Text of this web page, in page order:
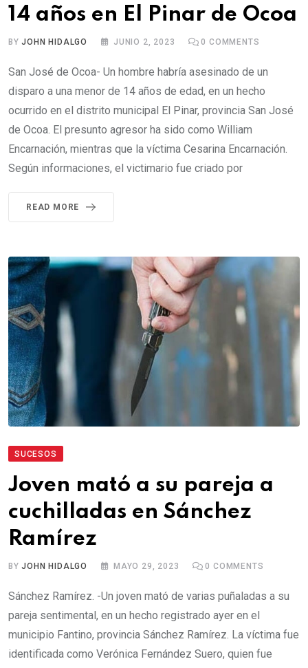
14 años en El Pinar de Ocoa
BYJOHN HIDALGO JUNIO 2, 2023 0 COMMENTS
San José de Ocoa- Un hombre habría asesinado de un
disparo a una menor de 14 años de edad, en un hecho
ocurrido en el distrito municipal El Pinar, provincia San José
de Ocoa. El presunto agresor ha sido como William
Encarnación, mientras que la víctima Cesarina Encarnación.
Según informaciones, el victimario fue criado por
READ MORE
SUCESOS
Joven mató a su pareja a
cuchilladas en Sánchez
Ramírez
BYJOHN HIDALGO MAYO 29, 2023 0 COMMENTS
Sánchez Ramírez. -Un joven mató de varias puñaladas a su
pareja sentimental, en un hecho registrado ayer en el
municipio Fantino, provincia Sánchez Ramírez. La víctima fue
identificada como Verónica Fernández Suero, quien fue